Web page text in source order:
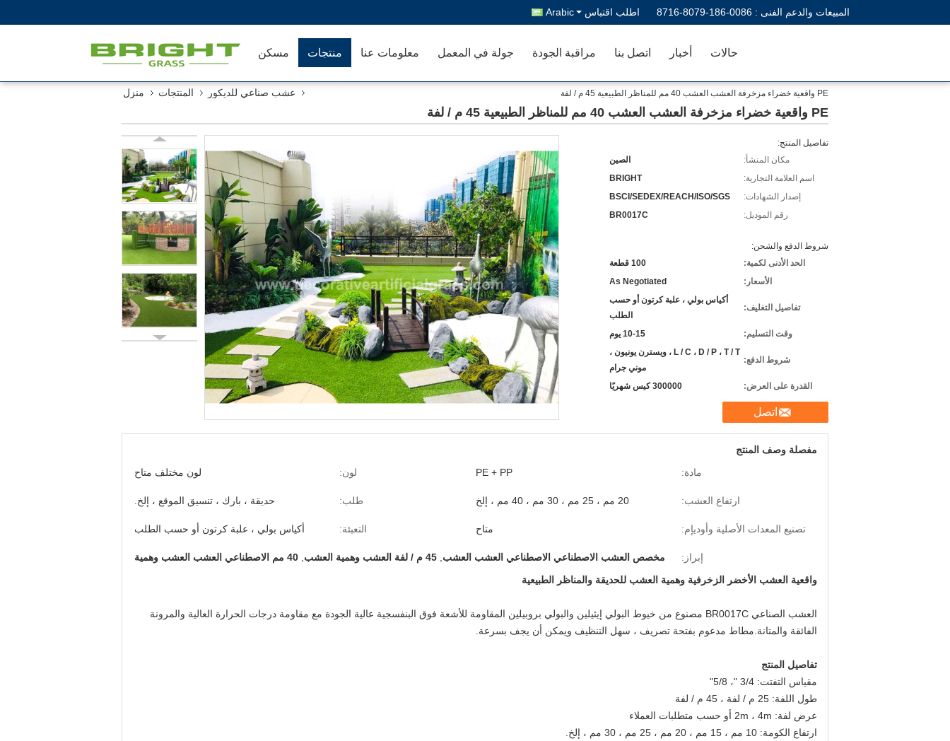
المبيعات والدعم الفنى : 0086-186-8079-8716 اطلب اقتباس Arabic
مسكن منتجات معلومات عنا جولة في المعمل مراقبة الجودة اتصل بنا أخبار حالات
منزل المنتجات عشب صناعي للديكور PE واقعية خضراء مزخرفة العشب العشب 40 مم للمناظر الطبيعية 45 م / لفة
PE واقعية خضراء مزخرفة العشب العشب 40 مم للمناظر الطبيعية 45 م / لفة
تفاصيل المنتج:
مكان المنشأ:
الصين
اسم العلامة التجارية:
BRIGHT
إصدار الشهادات:
BSCI/SEDEX/REACH/ISO/SGS
رقم الموديل:
BR0017C
شروط الدفع والشحن:
الحد الأدنى لكمية:
100 قطعة
الأسعار:
As Negotiated
تفاصيل التغليف:
أكياس بولي ، علبة كرتون أو حسب
الطلب
وقت التسليم:
10-15 يوم
شروط الدفع:
L / C ، D / P ، T / T ، ويسترن يونيون ،
موني جرام
القدرة على العرض:
300000 كيس شهريًا
اتصل
مفصلة وصف المنتج
مادة:
PE + PP لون: لون مختلف متاح
ارتفاع العشب: 20 مم ، 25 مم ، 30 مم ، 40 مم ، إلخ طلب: حديقة ، بارك ، تنسيق الموقع ، إلخ.
تصنيع المعدات الأصلية وأوديإم: متاح التعبئة: أكياس بولي ، علبة كرتون أو حسب الطلب
إبراز: مخصص العشب الاصطناعي الاصطناعي العشب العشب 45 م / لفة العشب وهمية العشب
40 مم الاصطناعي العشب العشب وهمية
واقعية العشب الأخضر الزخرفية وهمية العشب للحديقة والمناظر الطبيعية
العشب الصناعي BR0017C مصنوع من خيوط البولي إيثيلين والبولي بروبيلين المقاومة للأشعة فوق البنفسجية عالية الجودة مع مقاومة درجات الحرارة العالية والمرونة
الفائقة والمتانة.مطاط مدعوم بفتحة تصريف ، سهل التنظيف ويمكن أن يجف بسرعة.
تفاصيل المنتج
مقياس التفتت: 3/4 "، 5/8"
طول اللفة: 25 م / لفة ، 45 م / لفة
عرض لفة: 2m ، 4m أو حسب متطلبات العملاء
ارتفاع الكومة: 10 مم ، 15 مم ، 20 مم ، 25 مم ، 30 مم ، إلخ.